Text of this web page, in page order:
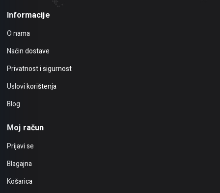
Informacije
O nama
Način dostave
Privatnost i sigurnost
Uslovi korištenja
Blog
Moj račun
Prijavi se
Blagajna
Košarica